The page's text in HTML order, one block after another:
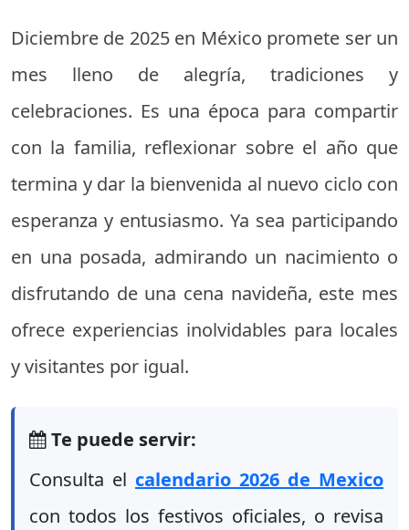
Diciembre de 2025 en México promete ser un
mes lleno de alegría, tradiciones y
celebraciones. Es una época para compartir
con la familia, reflexionar sobre el año que
termina y dar la bienvenida al nuevo ciclo con
esperanza y entusiasmo. Ya sea participando
en una posada, admirando un nacimiento o
disfrutando de una cena navideña, este mes
ofrece experiencias inolvidables para locales
y visitantes por igual.
Te puede servir:
Consulta el calendario 2026 de Mexico
con todos los festivos oficiales, o revisa